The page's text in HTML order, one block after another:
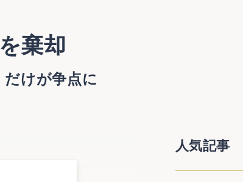
棄却
だけが争点に
人気記事